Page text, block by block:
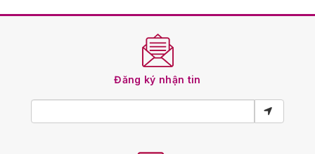
Đăng ký nhận tin